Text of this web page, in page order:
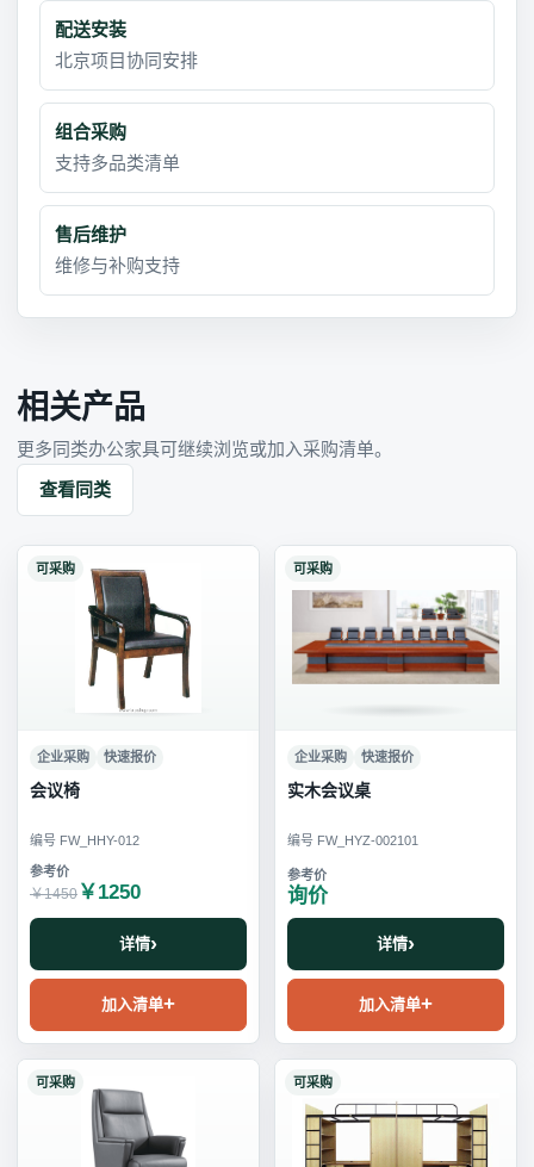
配送安装
北京项目协同安排
组合采购
支持多品类清单
售后维护
维修与补购支持
相关产品
更多同类办公家具可继续浏览或加入采购清单。
查看同类
可采购
企业采购 快速报价
会议椅
编号 FW_HHY-012
￥1450 ￥1250
详情
加入清单
可采购
企业采购 快速报价
实木会议桌
编号 FW_HYZ-002101
询价
详情
加入清单
可采购 可采购